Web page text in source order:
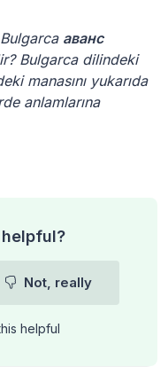
аванс
Bulgarca dilindeki
manasını yukarıda
anlamlarına
Not, really
helpful